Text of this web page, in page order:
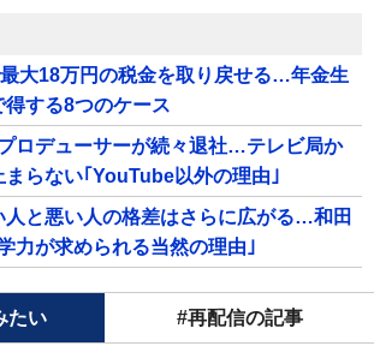
大18万円の税金を取り戻せる…年金生
する8つのケース
ロデューサーが続々退社…テレビ局か
まらない｢YouTube以外の理由｣
人と悪い人の格差はさらに広がる…和田
力が求められる当然の理由｣
たい #再配信の記事